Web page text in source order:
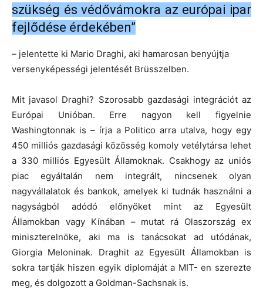
szükség és védővámokra az európai ipar
fejlődése érdekében”
– jelentette ki Mario Draghi, aki hamarosan benyújtja
versenyképességi jelentését Brüsszelben.
Mit javasol Draghi? Szorosabb gazdasági integrációt az
Európai Unióban. Erre nagyon kell figyelnie
Washingtonnak is – írja a Politico arra utalva, hogy egy
450 milliós gazdasági közösség komoly vetélytársa lehet
a 330 milliós Egyesült Államoknak. Csakhogy az uniós
piac egyáltalán nem integrált, nincsenek olyan
nagyvállalatok és bankok, amelyek ki tudnák használni a
nagyságból adódó előnyöket mint az Egyesült
Államokban vagy Kínában – mutat rá Olaszország ex
miniszterelnöke, aki ma is tanácsokat ad utódának,
Giorgia Meloninak. Draghit az Egyesült Államokban is
sokra tartják hiszen egyik diplomáját a MIT- en szerezte
meg, és dolgozott a Goldman-Sachsnak is.